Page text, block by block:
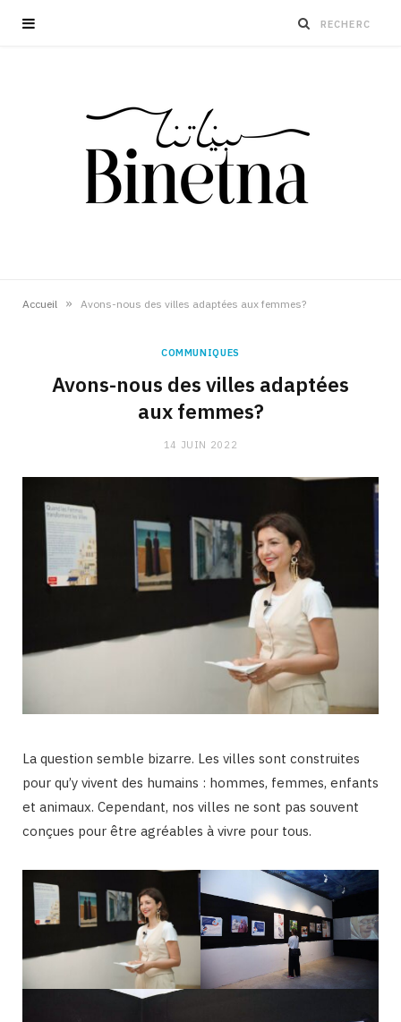
Accueil » Avons-nous des villes adaptées aux femmes?
COMMUNIQUES
Avons-nous des villes adaptées
aux femmes?
14 JUIN 2022
La question semble bizarre. Les villes sont construites
pour qu’y vivent des humains : hommes, femmes, enfants
et animaux. Cependant, nos villes ne sont pas souvent
conçues pour être agréables à vivre pour tous.